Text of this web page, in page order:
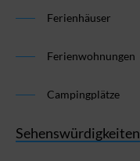
Ferienhäuser
Ferienwohnungen
Campingplätze
Sehenswürdigkeiten